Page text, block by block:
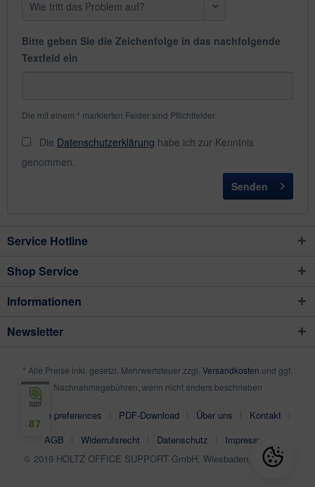
Bitte geben Sie die Zeichenfolge in das nachfolgende
Textfeld ein
Die mit einem * markierten Felder sind Pflichtfelder.
Die Datenschutzerklärung habe ich zur Kenntnis
genommen.
Senden
Service Hotline
Shop Service
Informationen
Newsletter
* Alle Preise inkl. gesetzl. Mehrwertsteuer zzgl. Versandkosten und ggf.
Nachnahmegebühren, wenn nicht anders beschrieben
Cookie preferences PDF-Download Über uns
Kontakt
AGB
Widerrufsrecht Datenschutz
Impressum
© 2019 HOLTZ OFFICE SUPPORT GmbH, Wiesbaden, Germany
87